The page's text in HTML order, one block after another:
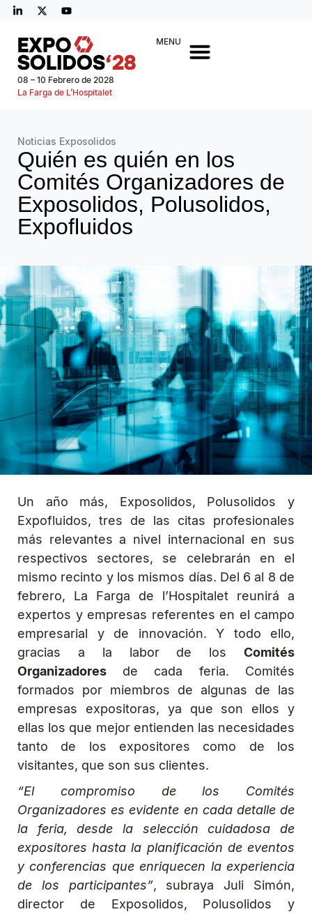
08 – 10 Febrero de 2028
La Farga de L’Hospitalet
MENU
Noticias Exposolidos
Quién es quién en los
Comités Organizadores de
Exposolidos, Polusolidos,
Expofluidos
Un año más, Exposolidos, Polusolidos y
Expofluidos, tres de las citas profesionales
más relevantes a nivel internacional en sus
respectivos sectores, se celebrarán en el
mismo recinto y los mismos días. Del 6 al 8 de
febrero, La Farga de l’Hospitalet reunirá a
expertos y empresas referentes en el campo
empresarial y de innovación. Y todo ello,
gracias a la labor de los Comités
Organizadores de cada feria. Comités
formados por miembros de algunas de las
empresas expositoras, ya que son ellos y
ellas los que mejor entienden las necesidades
tanto de los expositores como de los
visitantes, que son sus clientes.
“El compromiso de los Comités
Organizadores es evidente en cada detalle de
la feria, desde la selección cuidadosa de
expositores hasta la planificación de eventos
y conferencias que enriquecen la experiencia
de los participantes”, subraya Juli Simón,
director de Exposolidos, Polusolidos y